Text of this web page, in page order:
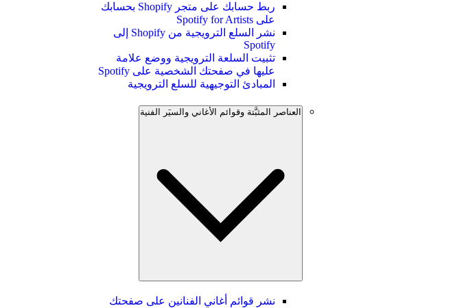
ربط حسابك على متجر Shopify بحسابك
على Spotify for Artists
نشر السلع الترويجية من Shopify إلى
Spotify
تثبيت السلعة الترويجية ووضع علامة
عليها في صفحتك الشخصية على Spotify
المبادئ التوجيهية للسلع الترويجية
العناصر المثبَّتة وقوائم الأغاني والسيَر الفنية
نشر قوائم أغاني الفنانين على صفحتك